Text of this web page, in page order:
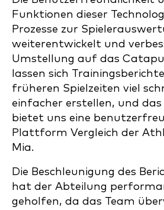
Funktionen dieser
Prozesse zur
weiterentwickelt und
Umstellung auf das
lassen sich
früheren Spielzeiten viel
einfacher erstellen, und
bietet uns eine
Plattform Vergleich der
Mia.
Die Beschleunigung des
hat der Abteilung
geholfen, da das Team